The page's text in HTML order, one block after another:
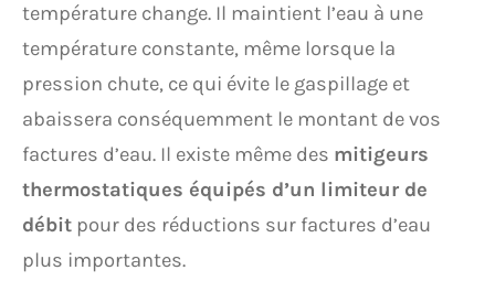
température change. Il maintient l’eau à une
température constante, même lorsque la
pression chute, ce qui évite le gaspillage et
abaissera conséquemment le montant de vos
factures d’eau. Il existe même des mitigeurs
thermostatiques équipés d’un limiteur de
débit pour des réductions sur factures d’eau
plus importantes.